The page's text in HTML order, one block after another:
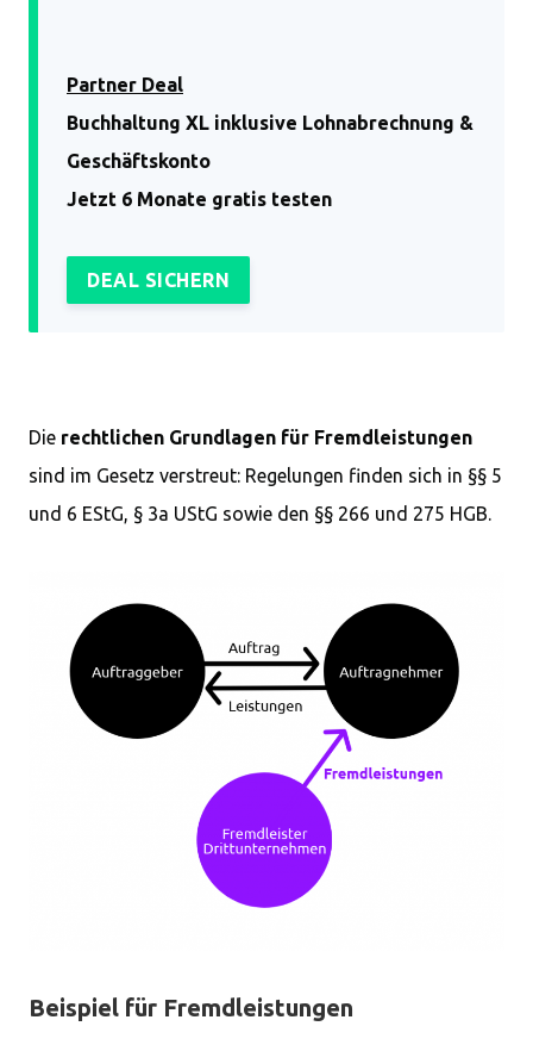
Partner Deal
Buchhaltung XL inklusive Lohnabrechnung &
Geschäftskonto
Jetzt 6 Monate gratis testen
DEAL SICHERN
Die rechtlichen Grundlagen für Fremdleistungen
sind im Gesetz verstreut: Regelungen finden sich in §§ 5
und 6 EStG, § 3a UStG sowie den §§ 266 und 275 HGB.
Beispiel für Fremdleistungen